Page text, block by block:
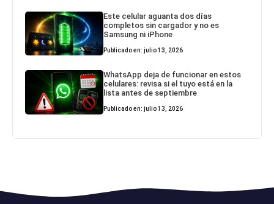
Este celular aguanta dos días
completos sin cargador y no es
Samsung ni iPhone
Publicado en: julio 13, 2026
WhatsApp deja de funcionar en estos
celulares: revisa si el tuyo está en la
lista antes de septiembre
Publicado en: julio 13, 2026